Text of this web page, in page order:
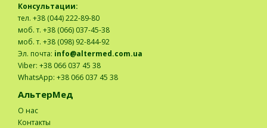
Консультации:
тел. +38 (044) 222-89-80
моб. т. +38 (066) 037-45-38
моб. т. +38 (098) 92-844-92
Эл. почта: info@altermed.com.ua
Viber: +38 066 037 45 38
WhatsApp: +38 066 037 45 38
АльтерМед
О нас
Контакты